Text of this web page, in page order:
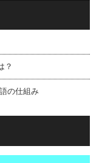
？
の仕組み